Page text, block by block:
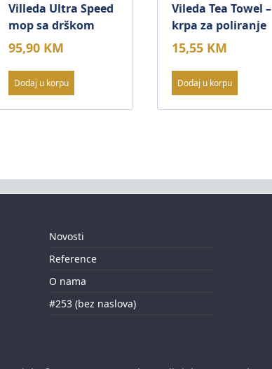
Villeda Ultra Speed
mop sa drškom
95,90 KM
Dodaj u korpu
Vileda Tea Towel –
krpa za poliranje
15,55 KM
Dodaj u korpu
Novosti
Reference
O nama
#253 (bez naslova)